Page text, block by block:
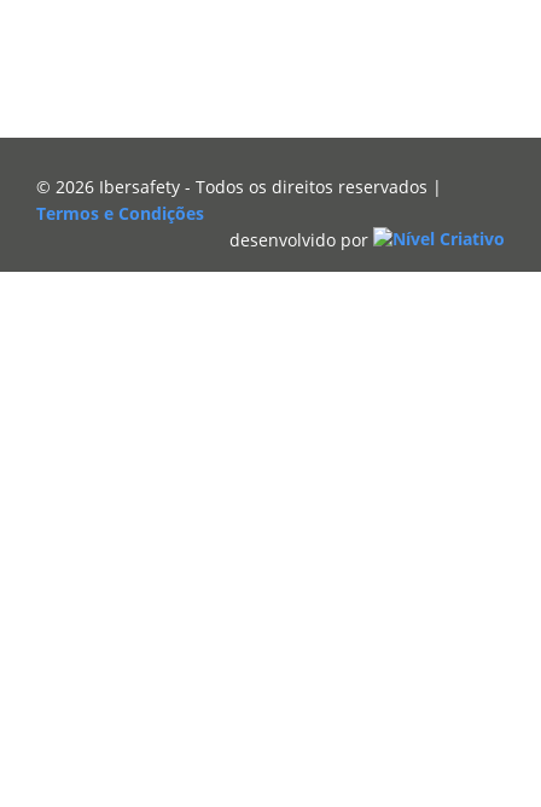
© 2026 Ibersafety - Todos os direitos reservados |
Termos e Condições
desenvolvido por